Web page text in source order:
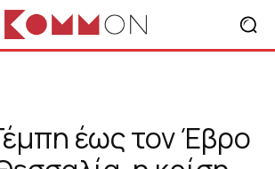
έως τον Έβρο